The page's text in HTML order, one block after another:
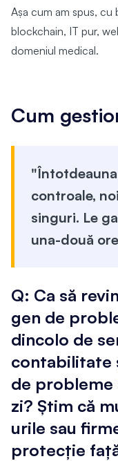
Așa cum am spus,
blockchain, IT pur,
domeniul medical.
Cum
controale,
singuri. Le
una-două
Q: Ca să
gen de
dincolo de
contabilitate
de probleme
zi? Știm că
urile sau
protecție